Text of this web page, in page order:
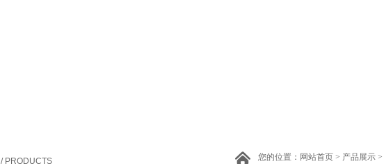
/ PRODUCTS 您的位置： 网站首页 > 产品展示 >